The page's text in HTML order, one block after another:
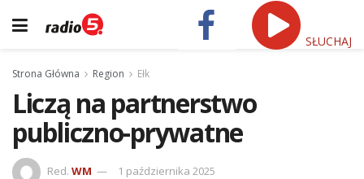
SŁUCHAJ
Strona Główna Region Ełk
Liczą na partnerstwo
publiczno-prywatne
Red. WM 1 października 2025